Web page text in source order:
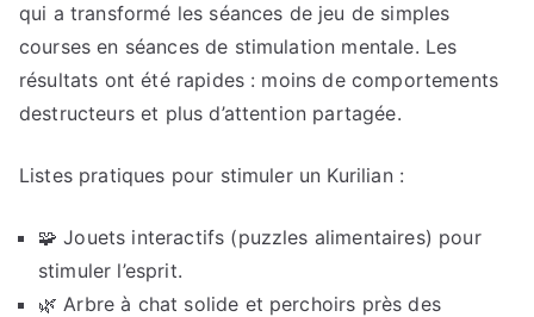
qui a transformé les séances de jeu de simples
courses en séances de stimulation mentale. Les
résultats ont été rapides : moins de comportements
destructeurs et plus d’attention partagée.
Listes pratiques pour stimuler un Kurilian :
🧩 Jouets interactifs (puzzles alimentaires) pour
stimuler l’esprit.
🌿 Arbre à chat solide et perchoirs près des